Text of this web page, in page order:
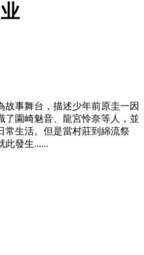
事舞台，描述少年前原圭一因
了園崎魅音、龍宮怜奈等人，並
常生活。但是當村莊到綿流祭
此發生......